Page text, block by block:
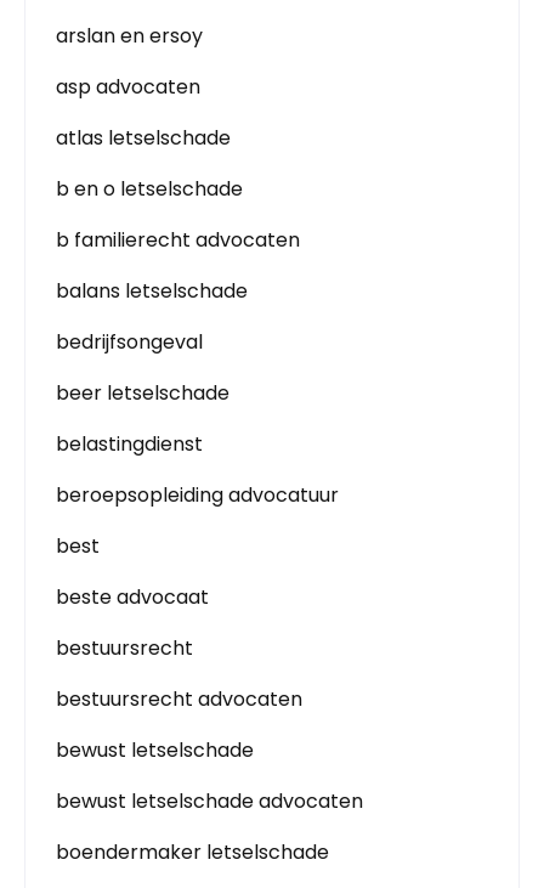
arslan en ersoy
asp advocaten
atlas letselschade
b en o letselschade
b familierecht advocaten
balans letselschade
bedrijfsongeval
beer letselschade
belastingdienst
beroepsopleiding advocatuur
best
beste advocaat
bestuursrecht
bestuursrecht advocaten
bewust letselschade
bewust letselschade advocaten
boendermaker letselschade